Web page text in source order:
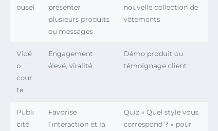
ousel
présenter
plusieurs produits
ou messages
nouvelle collection de
vêtements
Vidé
o
cour
te
Engagement
élevé, viralité
Démo produit ou
témoignage client
Publi
cité
Favorise
l’interaction et la
Quiz « Quel style vous
correspond ? » pour